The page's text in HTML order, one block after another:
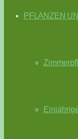
PFLANZEN